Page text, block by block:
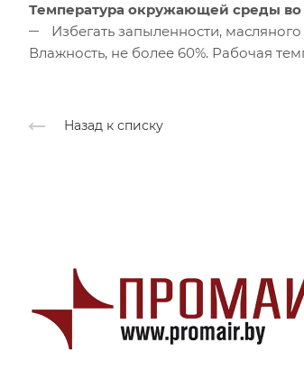
Температура окружающей среды во
Избегать запыленности, масляного
Влажность, не более 60%. Рабочая
Назад к списку